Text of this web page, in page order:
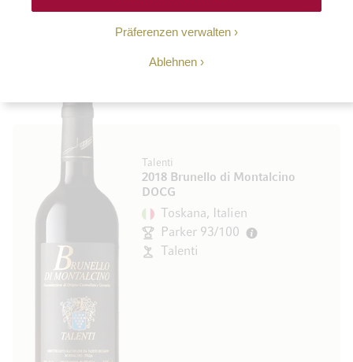
Präferenzen verwalten
Ablehnen
Talenti
2018 Brunello di Montalcino
DOCG
Toskana, Italien
Parker 93/100
Talenti